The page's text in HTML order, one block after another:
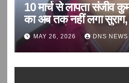
10 मार्च से लापता संजीव
का अब तक नहीं लगा सुराग,
बरामदगी की गुहार
MAY 26, 2026 DNS NEWS